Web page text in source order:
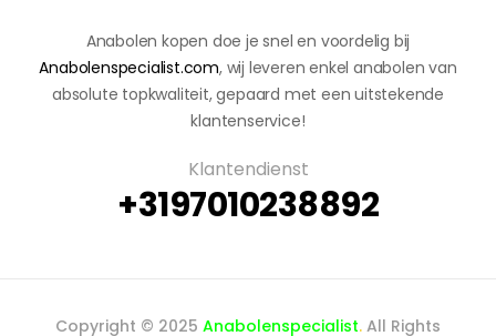
Anabolen kopen doe je snel en voordelig bij
Anabolenspecialist.com, wij leveren enkel anabolen van
absolute topkwaliteit, gepaard met een uitstekende
klantenservice!
Klantendienst
+3197010238892
Copyright © 2025 Anabolenspecialist. All Rights